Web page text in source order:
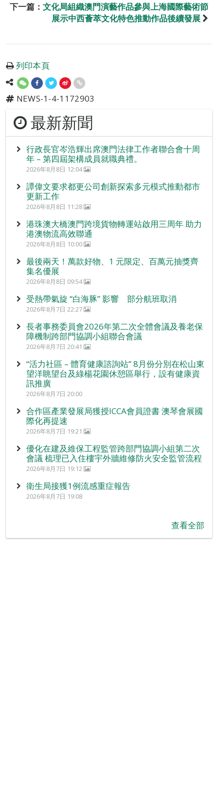
下一篇： 文化局組織澳門演藝作品參與上海國際藝術節
展示中西薈萃文化特色推動作品後續發展
列印本頁
NEWS-1-4-1172903
最新新聞
行政長官岑浩輝出席澳門法律工作者聯合會十周
年 – 第四屆架構成員就職典禮。
2026年8月8日 12:04
譚偉文要求都更公司創新探索多元模式推動都市
更新工作
2026年8月8日 11:28
港珠澳大橋澳門跨境貨物轉運站啟用三周年 助力
港澳物流高效聯通
2026年8月8日 10:00
最後兩天！萬款好物、1 元限定、百萬元抽獎齊
集名優展
2026年8月8日 09:54
受熱帶氣旋 “白海豚” 影響 部分航班取消
2026年8月7日 22:27
長者事務委員會2026年第二次全體會議及養老保
障機制跨部門協調小組聯合會議
2026年8月7日 20:41
“活力社區 – 體育健康諮詢站” 8月份分別在松山東
望洋眺望台及綠楊花園休憩區舉行，設有健康資
訊推廣
2026年8月7日 20:00
合作區產業發展局獲授ICCA會員證書 澳琴會展國
際化再提速
2026年8月7日 19:21
優化在建及維保工程監管跨部門協調小組第二次
會議 梳理已入住樓宇外牆維修防火安全監管流程
2026年8月7日 19:12
衛生局接獲1例流感重症報告
2026年8月7日 19:08
查看全部